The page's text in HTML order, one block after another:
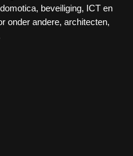
beveiliging, ICT en
onder andere, architecten,